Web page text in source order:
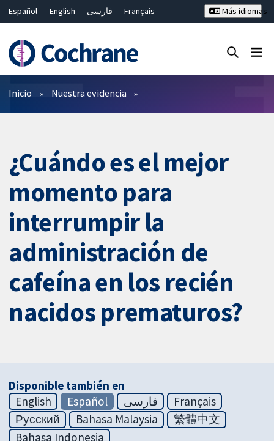
Español English فارسی
Français
Bahasa Malaysia
ไทย 繁體中文
Más idiomas
Filtros
Inicio Nuestra evidencia
¿Cuándo es el mejor
momento para
interrumpir la
administración de
cafeína en los recién
nacidos prematuros?
Disponible también en
English
Español فارسی
Français
Русский
Bahasa Malaysia
繁體中文
Bahasa Indonesia